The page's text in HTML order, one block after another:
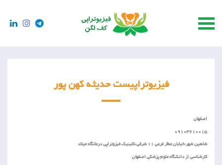
فیزیوتراپیست حدیثه کهن پور
اصفهان
09103610015
شاهین شهر،خیابان عطار فرعی 11 شرقی،کلینیک فیزوتراپی درمانگاه میلاد
کارشناسی از دانشگاه علوم پزشکی اصفهان